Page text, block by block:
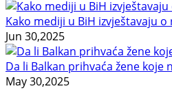
Kako mediji u BiH izvještavaju
Jun 30,2025
Da li Balkan prihvaća žene koje
May 30,2025